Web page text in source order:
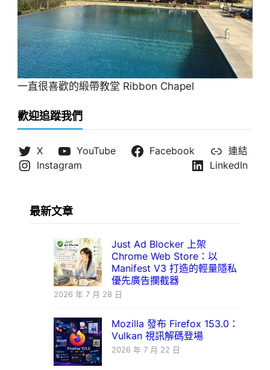
一直很喜歡的緞帶教堂 Ribbon Chapel
歡迎追蹤我們
X YouTube Facebook
連結
Instagram
LinkedIn
最新文章
Just Ad Blocker 上架
Chrome Web Store：以
Manifest V3 打造的輕量隱私
優先廣告攔截器
2026 年 7 月 28 日
Mozilla 發布 Firefox 153.0：
Vulkan 視訊解碼登場
2026 年 7 月 22 日